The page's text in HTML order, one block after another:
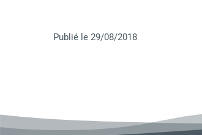
Publié le 29/08/2018